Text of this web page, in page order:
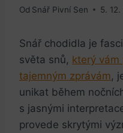
Od Snář Pivní Sen 5.
Snář chodidla je
světa snů, který vám
tajemným zprávám,
unikat během
s jasnými
provede skrytými